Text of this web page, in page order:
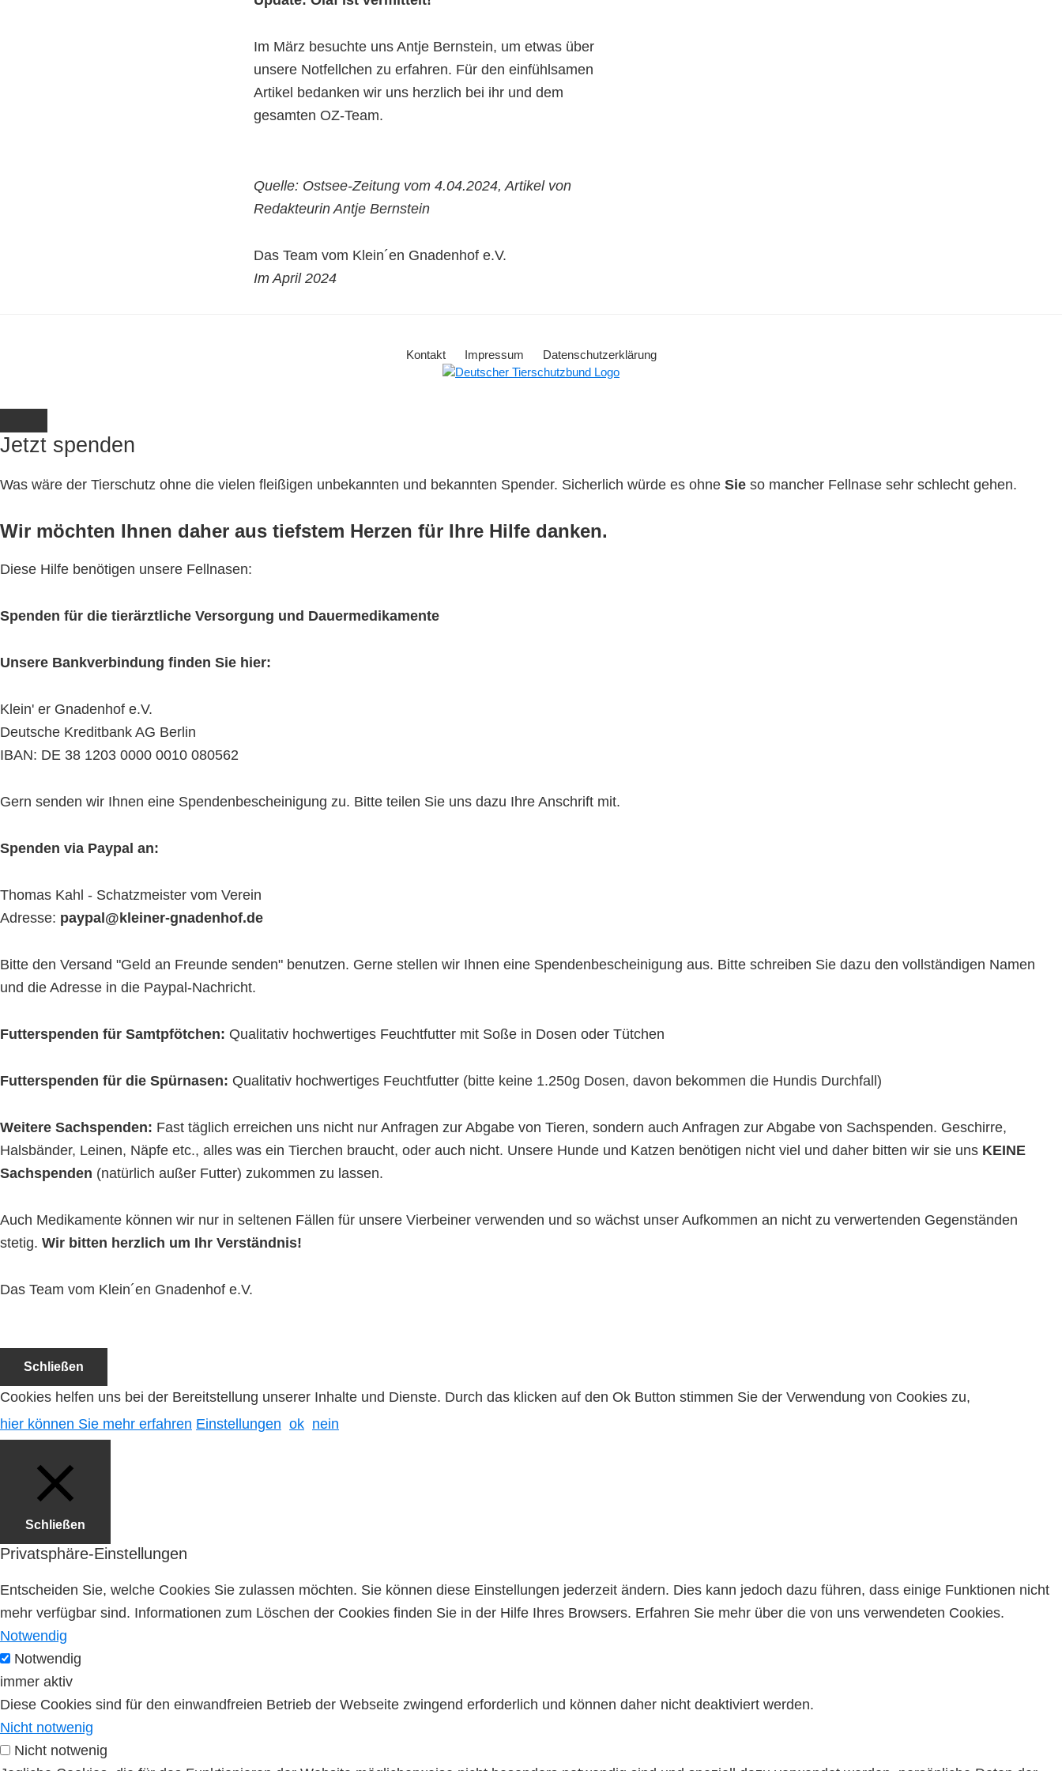
Im März besuchte uns Antje Bernstein, um etwas über
unsere Notfellchen zu erfahren. Für den einfühlsamen
Artikel bedanken wir uns herzlich bei ihr und dem
gesamten OZ-Team.
Quelle: Ostsee-Zeitung vom 4.04.2024, Artikel von
Redakteurin Antje Bernstein
Das Team vom Klein´en Gnadenhof e.V.
Im April 2024
Kontakt Impressum Datenschutzerklärung
Jetzt spenden
Was wäre der Tierschutz ohne die vielen fleißigen unbekannten und bekannten Spender. Sicherlich würde es ohne Sie so mancher Fellnase sehr schlecht gehen.
Wir möchten Ihnen daher aus tiefstem Herzen für Ihre Hilfe danken.
Diese Hilfe benötigen unsere Fellnasen:
Spenden für die tierärztliche Versorgung und Dauermedikamente
Unsere Bankverbindung finden Sie hier:
Klein' er Gnadenhof e.V.
Deutsche Kreditbank AG Berlin
IBAN: DE 38 1203 0000 0010 080562
Gern senden wir Ihnen eine Spendenbescheinigung zu. Bitte teilen Sie uns dazu Ihre Anschrift mit.
Spenden via Paypal an:
Thomas Kahl - Schatzmeister vom Verein
Adresse: paypal@kleiner-gnadenhof.de
Bitte den Versand "Geld an Freunde senden" benutzen. Gerne stellen wir Ihnen eine Spendenbescheinigung aus. Bitte schreiben Sie dazu den vollständigen Namen
und die Adresse in die Paypal-Nachricht.
Futterspenden für Samtpfötchen: Qualitativ hochwertiges Feuchtfutter mit Soße in Dosen oder Tütchen
Futterspenden für die Spürnasen: Qualitativ hochwertiges Feuchtfutter (bitte keine 1.250g Dosen, davon bekommen die Hundis Durchfall)
Weitere Sachspenden: Fast täglich erreichen uns nicht nur Anfragen zur Abgabe von Tieren, sondern auch Anfragen zur Abgabe von Sachspenden. Geschirre,
Halsbänder, Leinen, Näpfe etc., alles was ein Tierchen braucht, oder auch nicht. Unsere Hunde und Katzen benötigen nicht viel und daher bitten wir sie uns KEINE
Sachspenden (natürlich außer Futter) zukommen zu lassen.
Auch Medikamente können wir nur in seltenen Fällen für unsere Vierbeiner verwenden und so wächst unser Aufkommen an nicht zu verwertenden Gegenständen
stetig. Wir bitten herzlich um Ihr Verständnis!
Das Team vom Klein´en Gnadenhof e.V.
Schließen
Cookies helfen uns bei der Bereitstellung unserer Inhalte und Dienste. Durch das klicken auf den Ok Button stimmen Sie der Verwendung von Cookies zu,
hier können Sie mehr erfahren Einstellungen ok nein
Schließen
Privatsphäre-Einstellungen
Entscheiden Sie, welche Cookies Sie zulassen möchten. Sie können diese Einstellungen jederzeit ändern. Dies kann jedoch dazu führen, dass einige Funktionen nicht
mehr verfügbar sind. Informationen zum Löschen der Cookies finden Sie in der Hilfe Ihres Browsers. Erfahren Sie mehr über die von uns verwendeten Cookies.
Notwendig
Notwendig
immer aktiv
Diese Cookies sind für den einwandfreien Betrieb der Webseite zwingend erforderlich und können daher nicht deaktiviert werden.
Nicht notwenig
Nicht notwenig